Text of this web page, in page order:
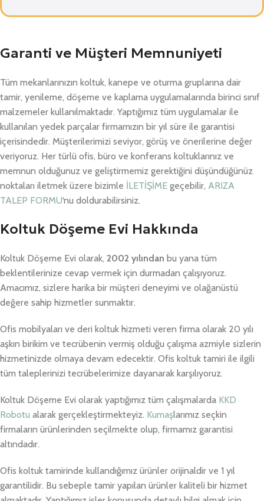
Garanti ve Müşteri Memnuniyeti
Tüm mekanlarınızın koltuk, kanepe ve oturma gruplarına dair
tamir, yenileme, döşeme ve kaplama uygulamalarında birinci sınıf
malzemeler kullanılmaktadır. Yaptığımız tüm uygulamalar ile
kullanılan yedek parçalar firmamızın bir yıl süre ile garantisi
içerisindedir. Müşterilerimizi seviyor, görüş ve önerilerine değer
veriyoruz. Her türlü ofis, büro ve konferans koltuklarınız ve
memnun olduğunuz ve geliştirmemiz gerektiğini düşündüğünüz
noktaları iletmek üzere bizimle İLETİŞİME geçebilir, ARIZA
TALEP FORMU‘nu doldurabilirsiniz.
Koltuk Döşeme Evi Hakkında
Koltuk Döşeme Evi olarak, 2002 yılından bu yana tüm
beklentilerinize cevap vermek için durmadan çalışıyoruz.
Amacımız, sizlere harika bir müşteri deneyimi ve olağanüstü
değere sahip hizmetler sunmaktır.
Ofis mobilyaları ve deri koltuk hizmeti veren firma olarak 20 yılı
aşkın birikim ve tecrübenin vermiş olduğu çalışma azmiyle sizlerin
hizmetinizde olmaya devam edecektir. Ofis koltuk tamiri ile ilgili
tüm taleplerinizi tecrübelerimize dayanarak karşılıyoruz.
Koltuk Döşeme Evi olarak yaptığımız tüm çalışmalarda KKD
Robotu alarak gerçekleştirmekteyiz. Kumaşlarımız seçkin
firmaların ürünlerinden seçilmekte olup, firmamız garantisi
altındadır.
Ofis koltuk tamirinde kullandığımız ürünler orijinaldir ve 1 yıl
garantilidir. Bu sebeple tamir yapılan ürünler kaliteli bir hizmet